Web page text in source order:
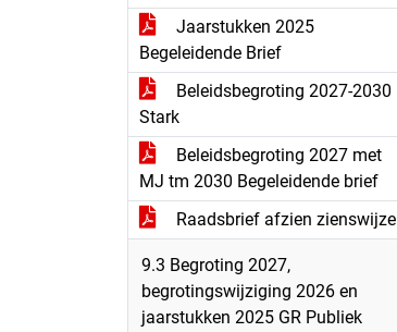
Jaarstukken 2025
Begeleidende Brief
Beleidsbegroting 2027-2030
Stark
Beleidsbegroting 2027 met
MJ tm 2030 Begeleidende brief
Raadsbrief afzien zienswijze
9.3 Begroting 2027,
begrotingswijziging 2026 en
jaarstukken 2025 GR Publiek